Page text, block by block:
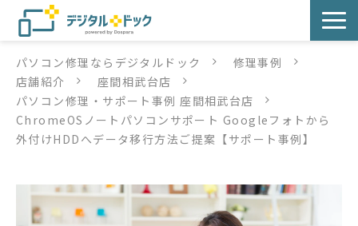
パソコン修理
サービス
店舗紹介
パソコン修理ならデジタルドック
修理事例
店舗紹介
座間相武台店
パソコン修理・サポート事例 座間相武台店
ChromeOSノートパソコンサポート Googleフォトから
外付けHDDへデータ移行方法ご提案【サポート事例】